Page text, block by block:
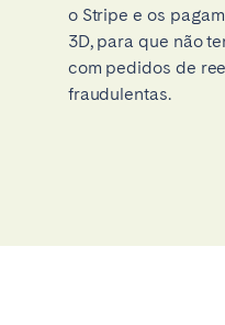
o Stripe e os
3D, para que não
com pedidos de
fraudulentas.